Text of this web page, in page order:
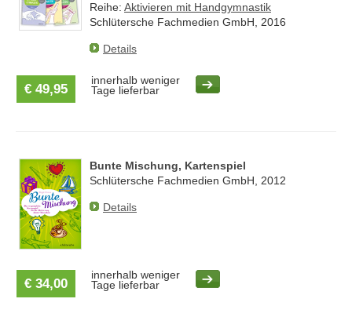
Reihe: Aktivieren mit Handgymnastik
Schlütersche Fachmedien GmbH, 2016
Details
€ 49,95
innerhalb weniger
Tage lieferbar
Bunte Mischung, Kartenspiel
Schlütersche Fachmedien GmbH, 2012
Details
€ 34,00
innerhalb weniger
Tage lieferbar